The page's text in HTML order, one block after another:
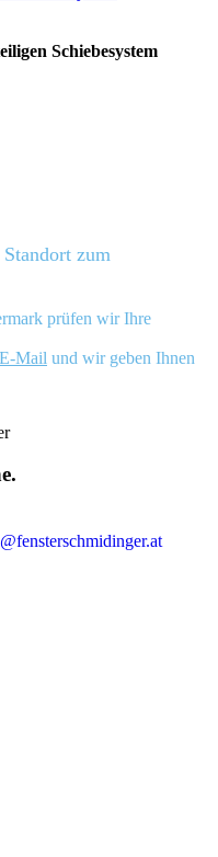
Schiebesystem
zum
prüfen wir Ihre
Mail und wir geben Ihnen